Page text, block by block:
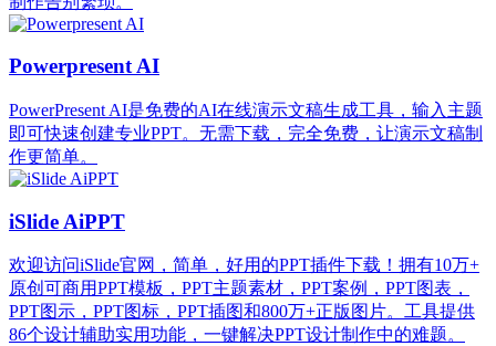
Powerpresent AI
PowerPresent AI是免费的AI在线演示文稿生成工具，输入主题
即可快速创建专业PPT。无需下载，完全免费，让演示文稿制
作更简单。
iSlide AiPPT
欢迎访问iSlide官网，简单，好用的PPT插件下载！拥有10万+
原创可商用PPT模板，PPT主题素材，PPT案例，PPT图表，
PPT图示，PPT图标，PPT插图和800万+正版图片。工具提供
86个设计辅助实用功能，一键解决PPT设计制作中的难题。